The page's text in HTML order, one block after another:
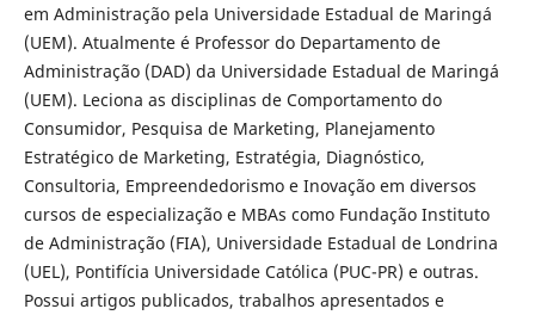
em Administração pela Universidade Estadual de Maringá
(UEM). Atualmente é Professor do Departamento de
Administração (DAD) da Universidade Estadual de Maringá
(UEM). Leciona as disciplinas de Comportamento do
Consumidor, Pesquisa de Marketing, Planejamento
Estratégico de Marketing, Estratégia, Diagnóstico,
Consultoria, Empreendedorismo e Inovação em diversos
cursos de especialização e MBAs como Fundação Instituto
de Administração (FIA), Universidade Estadual de Londrina
(UEL), Pontifícia Universidade Católica (PUC-PR) e outras.
Possui artigos publicados, trabalhos apresentados e